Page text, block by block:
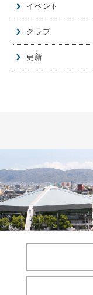
イベント
クラブ
更新